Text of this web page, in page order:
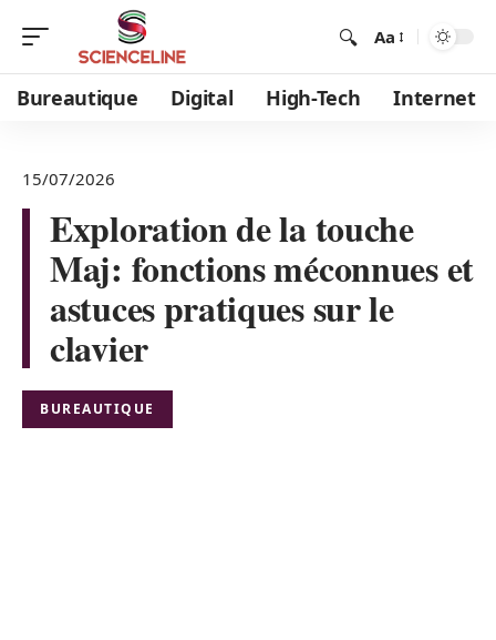
Aa
Bureautique Digital High-Tech Internet
15/07/2026
Exploration de la touche
Maj: fonctions méconnues et
astuces pratiques sur le
clavier
BUREAUTIQUE